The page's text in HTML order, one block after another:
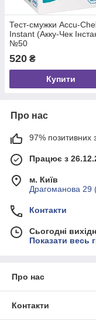
Тест-смужки Accu-
Instant (Акку-Чек
№50
520 ₴
Купити
Про нас
97% позитивних з
Працює з
м. Київ
Драгоманова 29
Контакти
Сьогодні
Показати весь
Про нас
Контакти